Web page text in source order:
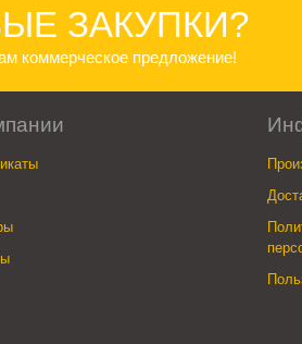
ЗАКУПКИ?
коммерческое предложение!